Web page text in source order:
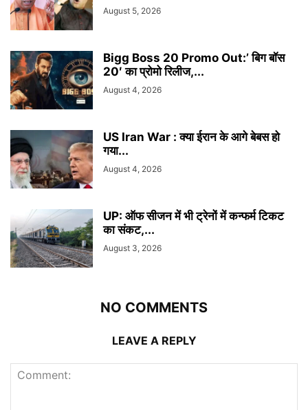
August 5, 2026
Bigg Boss 20 Promo Out:’ बिग बॉस
20′ का प्रोमो रिलीज,...
August 4, 2026
US Iran War : क्या ईरान के आगे बेबस हो
गया...
August 4, 2026
UP: ऑफ सीजन में भी ट्रेनों में कन्फर्म टिकट
का संकट,...
August 3, 2026
NO COMMENTS
LEAVE A REPLY